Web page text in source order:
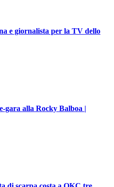
e giornalista per la TV dello
gara alla Rocky Balboa |